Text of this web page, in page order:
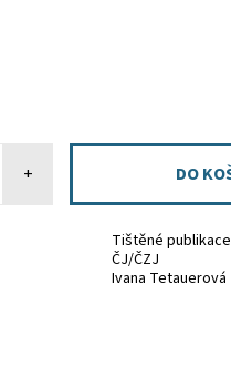
+
Tištěné publikace
ČJ/ČZJ
Ivana Tetauerová